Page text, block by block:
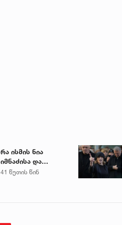
რა ისმის ნია
იმნაძისა და
მამამისის ფარული
41 წუთის წინ